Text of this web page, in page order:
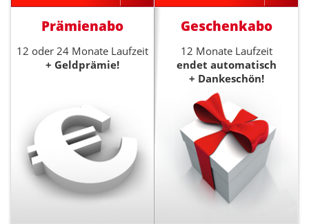
Prämienabo
12 oder 24 Monate Laufzeit
+ Geldprämie!
Geschenkabo
12 Monate Laufzeit
endet automatisch
+ Dankeschön!